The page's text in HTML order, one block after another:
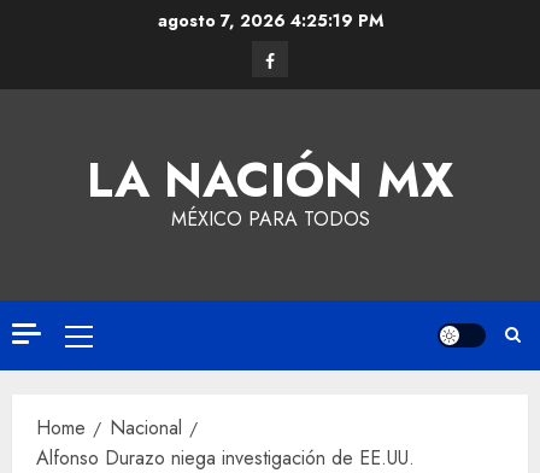
agosto 7, 2026 4:25:20 PM
LA NACIÓN MX
MÉXICO PARA TODOS
Home
Nacional
Alfonso Durazo niega investigación de EE.UU.